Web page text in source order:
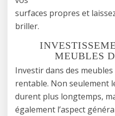
surfaces propres et
briller.
MEUBLES
Investir dans des
rentable. Non seulement
durent plus longtemps,
également l’aspect